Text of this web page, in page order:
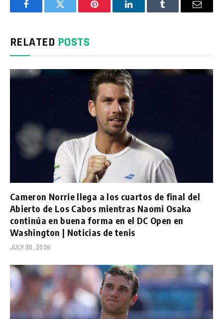
FacebookTwitter Pinterest LinkedInTumblr Email
RELATED POSTS
Cameron Norrie llega a los cuartos de final del
Abierto de Los Cabos mientras Naomi Osaka
continúa en buena forma en el DC Open en
Washington | Noticias de tenis
JULY 30, 2026